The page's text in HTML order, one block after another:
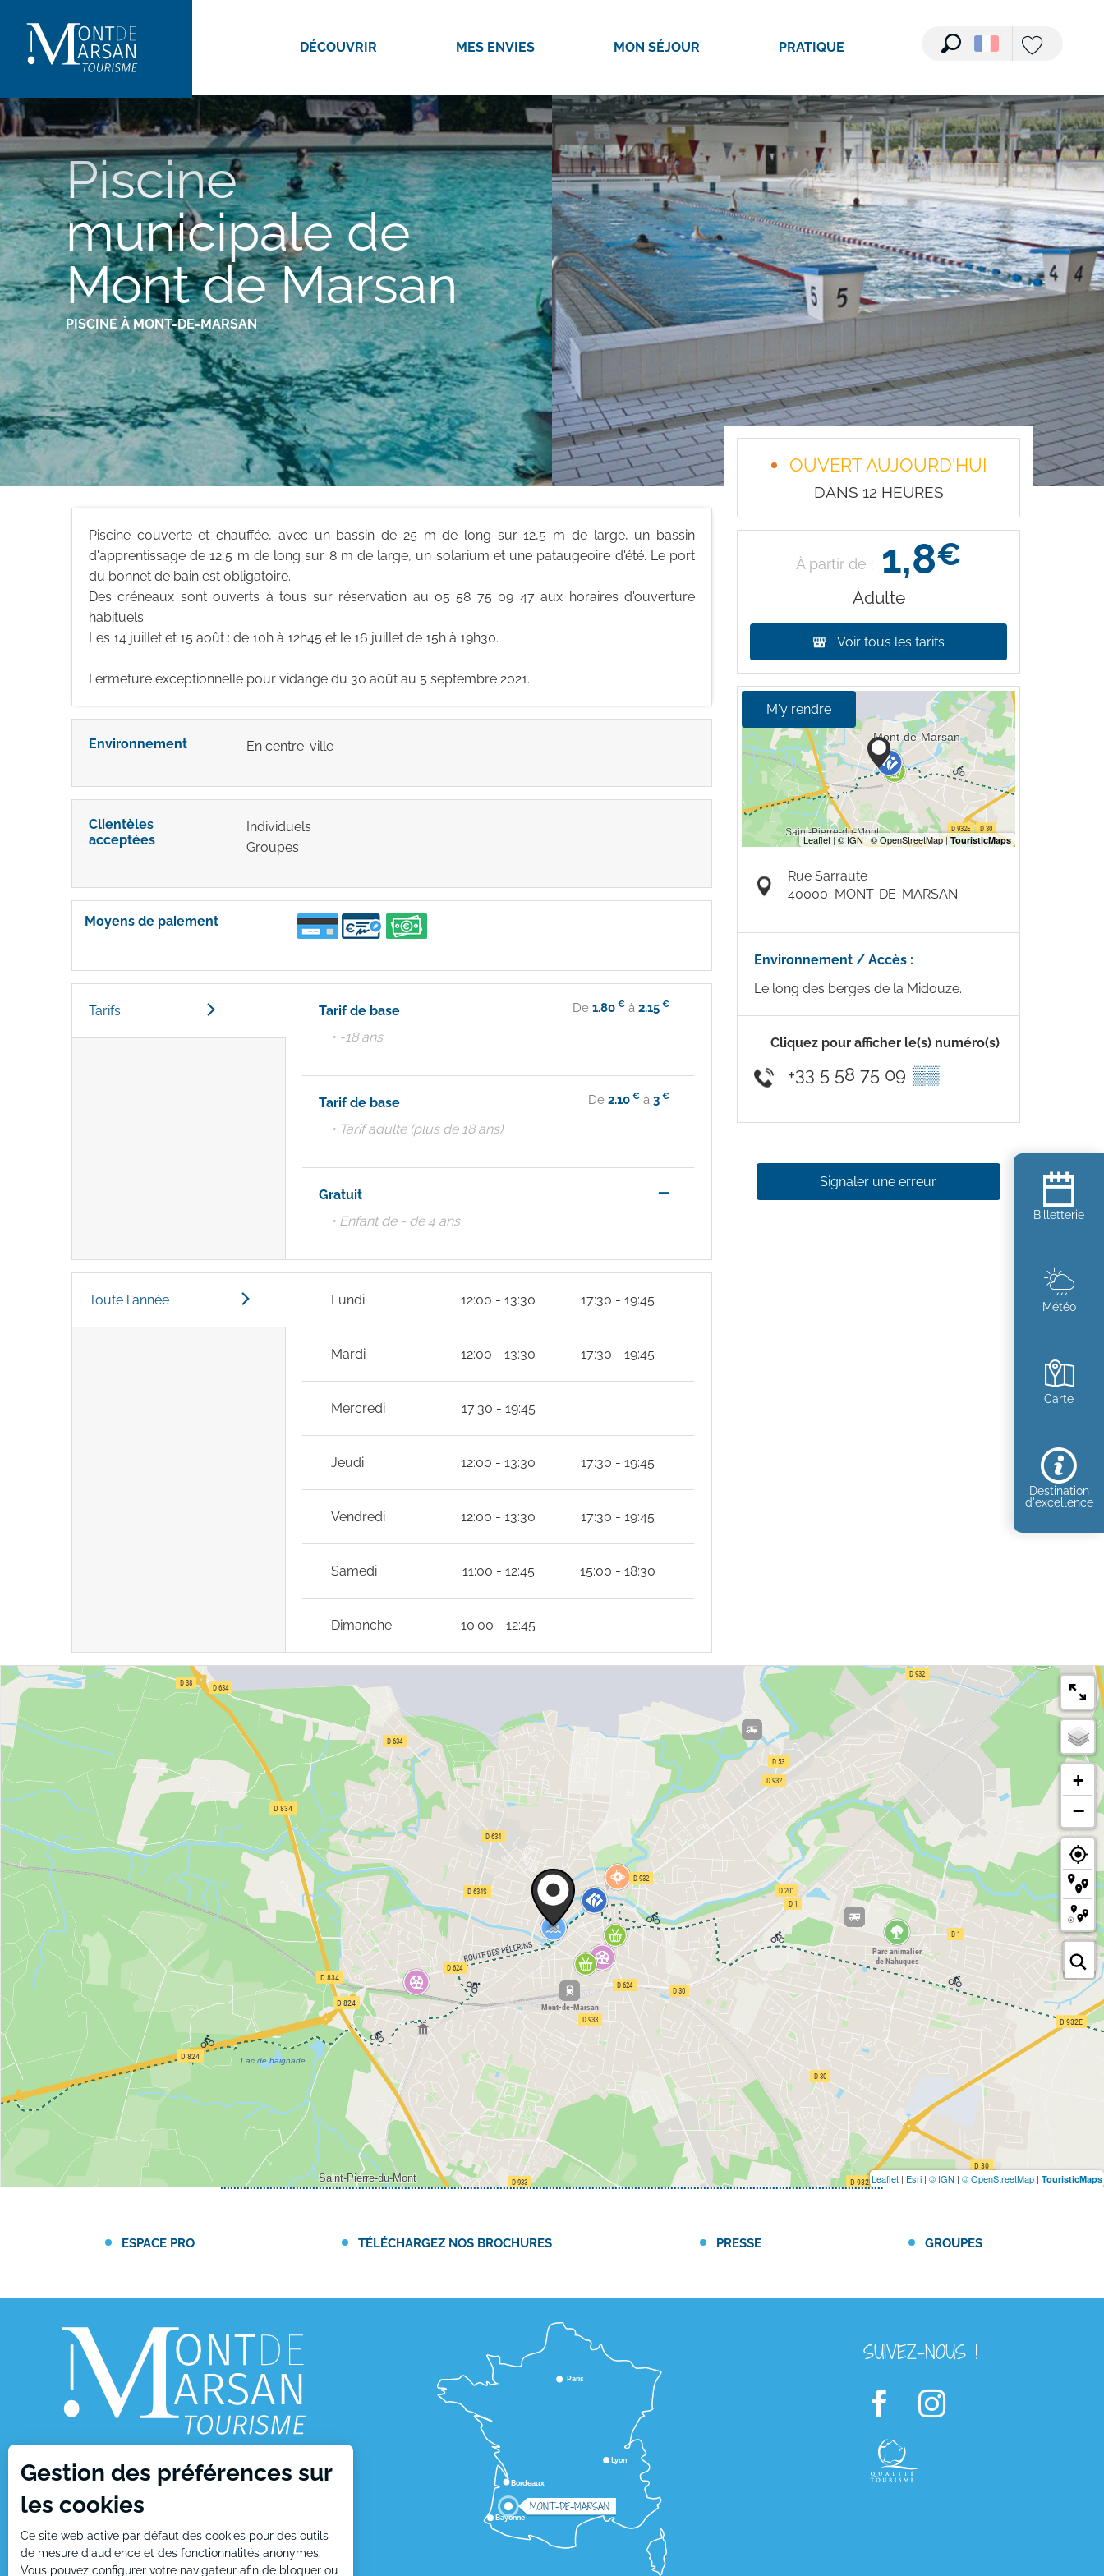
contenu
principal
Recherche
DÉCOUVRIR MES ENVIES MON SÉJOUR PRATIQUE
Billetterie
Météo
Carte
Destination
d'excellence
Voir les photos (2)
Piscine
municipale de
Mont de Marsan
PISCINE À MONT-DE-MARSAN
Piscine couverte et chauffée, avec un bassin de 25 m de long sur 12,5 m de large, un bassin
d'apprentissage de 12,5 m de long sur 8 m de large, un solarium et une pataugeoire d'été. Le port
du bonnet de bain est obligatoire.
Des créneaux sont ouverts à tous sur réservation au 05 58 75 09 47 aux horaires d'ouverture
habituels.
Les 14 juillet et 15 août : de 10h à 12h45 et le 16 juillet de 15h à 19h30.
Fermeture exceptionnelle pour vidange du 30 août au 5 septembre 2021.
Environnement En centre-ville
Clientèles
acceptées
Individuels
Groupes
Moyens de paiement
Tarifs Tarif de base De1.80 € à2.15 €
• -18 ans
Tarif de base De2.10 € à3 €
• Tarif adulte (plus de 18 ans)
Gratuit —
• Enfant de - de 4 ans
Toute l'année Lundi 12:00 - 13:30 17:30 - 19:45
Mardi 12:00 - 13:30 17:30 - 19:45
Mercredi 17:30 - 19:45
Jeudi 12:00 - 13:30 17:30 - 19:45
Vendredi 12:00 - 13:30 17:30 - 19:45
Samedi 11:00 - 12:45 15:00 - 18:30
Dimanche 10:00 - 12:45
OUVERT AUJOURD'HUI
DANS 12 HEURES
À partir de : 1,8€
Adulte
Voir tous les tarifs
M'y rendre
Rue Sarraute
40000 MONT-DE-MARSAN
Environnement / Accès :
Le long des berges de la Midouze.
Cliquez pour afficher le(s) numéro(s)
+33 5 58 75 09 ▒▒
Signaler une erreur
+
−
Leaflet | Esri | © IGN | © OpenStreetMap | TouristicMaps
ESPACE PRO TÉLÉCHARGEZ NOS BROCHURES PRESSE GROUPES
1, place Charles de Gaulle
40000 Mont de Marsan
Tél : +33 (0)5 58 05 87 37
Lyon
Bordeaux
Paris
Bayonne
MONT-DE-MARSAN
SUIVEZ-NOUS !
Gestion des préférences sur
les cookies
Ce site web active par défaut des cookies pour des outils
de mesure d'audience et des fonctionnalités anonymes.
Vous pouvez configurer votre navigateur afin de bloquer ou